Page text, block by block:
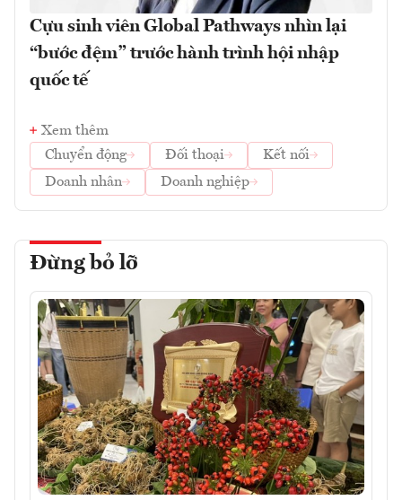
Cựu sinh viên Global Pathways nhìn lại
“bước đệm” trước hành trình hội nhập
quốc tế
Xem thêm
Chuyển động
Đối thoại
Kết nối
Doanh nhân
Doanh nghiệp
Đừng bỏ lỡ